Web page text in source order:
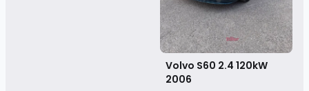
Volvo S60 2.4 120kW
2006